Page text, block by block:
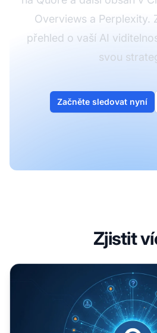
Overviews a Perplexity.
přehled o vaší AI
svou
Začněte sledovat nyní
Zjistit
Quora pro AI viditelnost: